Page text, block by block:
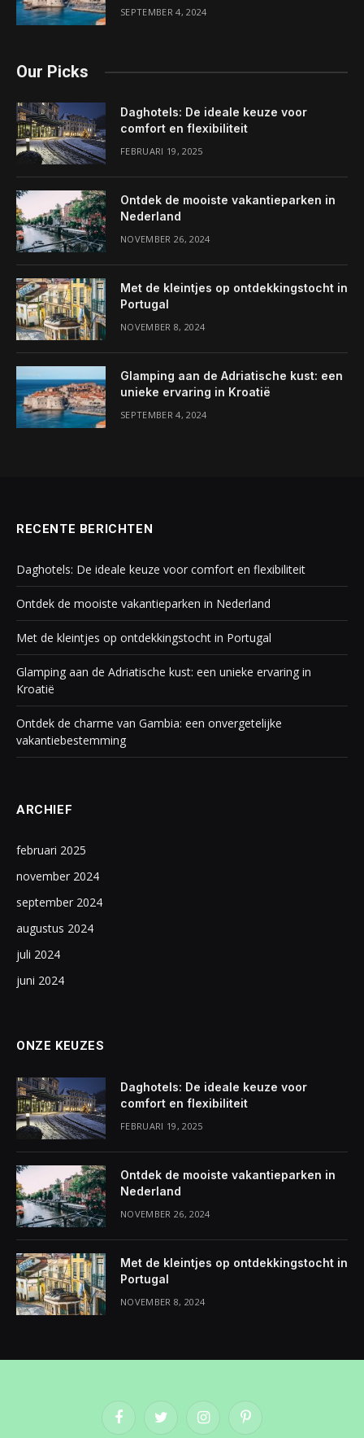
SEPTEMBER 4, 2024
Our Picks
Daghotels: De ideale keuze voor
comfort en flexibiliteit
FEBRUARI 19, 2025
Ontdek de mooiste vakantieparken in
Nederland
NOVEMBER 26, 2024
Met de kleintjes op ontdekkingstocht in
Portugal
NOVEMBER 8, 2024
Glamping aan de Adriatische kust: een
unieke ervaring in Kroatië
SEPTEMBER 4, 2024
RECENTE BERICHTEN
Daghotels: De ideale keuze voor comfort en flexibiliteit
Ontdek de mooiste vakantieparken in Nederland
Met de kleintjes op ontdekkingstocht in Portugal
Glamping aan de Adriatische kust: een unieke ervaring in
Kroatië
Ontdek de charme van Gambia: een onvergetelijke
vakantiebestemming
ARCHIEF
februari 2025
november 2024
september 2024
augustus 2024
juli 2024
juni 2024
ONZE KEUZES
Daghotels: De ideale keuze voor
comfort en flexibiliteit
FEBRUARI 19, 2025
Ontdek de mooiste vakantieparken in
Nederland
NOVEMBER 26, 2024
Met de kleintjes op ontdekkingstocht in
Portugal
NOVEMBER 8, 2024
FacebookTwitter InstagramPinterest